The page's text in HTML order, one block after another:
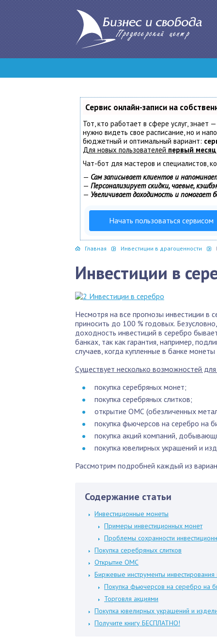
Сервис онлайн-записи на
Тот, кто работает в сфере услуг, знает
нужно видеть свое расписание, но и
бюджетный и оптимальный вариант:
Для новых пользователей первый
Чат-бот для мастеров и специалистов,
— Сам записывает клиентов и
— Персонализирует скидки, чаевые,
— Увеличивает доходимость и помогает
Начать пользоваться сервисом
Главная Инвестиции в драгоценности
Инвестиции в
Несмотря на все прогнозы инвестиции в
приносить до 100 % годовых.
доходность инвестиций в серебро
банках, так как гарантия, например,
случаев, когда купленные в банке
Существует несколько возможностей
покупка серебряных монет;
покупка серебряных слитков;
открытие ОМС (обезличенных
покупка фьючерсов на серебро на
покупка акций компаний,
покупка ювелирных украшений и
Рассмотрим подробней каждый из
Содержание статьи
Инвестиционные монеты
Примеры инвестиционных монет
Проблемы сохранности
Покупка серебряных слитков
Открытие ОМС
Биржевые инструменты
Покупка фьючерсов на серебро на
Торговля акциями
Покупка ювелирных украшений и
Получите книгу БЕСПЛАТНО!